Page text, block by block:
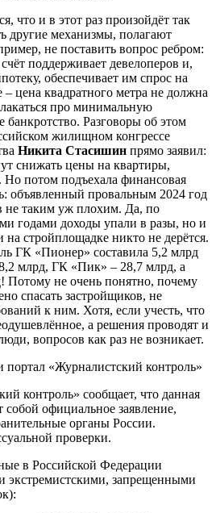
что и в этот раз произойдёт так
другие механизмы, полагают
не поставить вопрос ребром:
поддерживает девелоперов и,
обеспечивает им спрос на
цена квадратного метра не должна
про минимальную
банкротство. Разговоры об этом
жилищном конгрессе
Никита Стасишин прямо заявил:
снижать цены на квартиры,
потом подъехала финансовая
объявленный провальным 2024 год
не таким уж плохим. Да, по
годами доходы упали в разы, но и
на стройплощадке никто не дерётся.
ГК «Пионер» составила 5,2 млрд
млрд, ГК «Пик» – 28,7 млрд, а
не очень понятно, почему
спасать застройщиков, не
к ним. Хотя, если учесть, что
а решения проводят и
вопросов как раз не возникает.
«Журналистский контроль»
контроль» сообщает, что данная
собой официальное заявление,
органы России.
проверки.
в Российской Федерации
экстремистскими, запрещенными